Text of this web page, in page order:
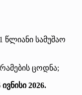
წლიანი სამუშაო
ცოდნა;
ივნისი 2026.